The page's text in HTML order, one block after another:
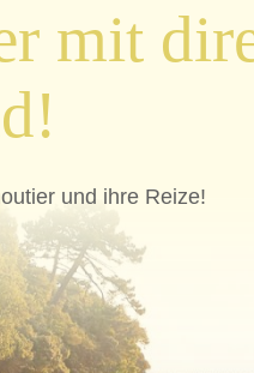
mit
und ihre Reize!